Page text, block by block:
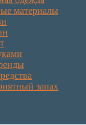
материалы
запах